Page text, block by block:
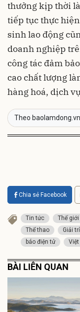
thưởng kịp thời
tiếp tục thực
sinh lao động
doanh nghiệp
công tác đảm
cao chất lượng
hàng hoá, dịch
Theo baolamdong.vn
Chia sẻ Facebook
Tin tức Thế giới
Thể thao
Giải trí
báo điện tử
Việt
BÀI LIÊN QUAN